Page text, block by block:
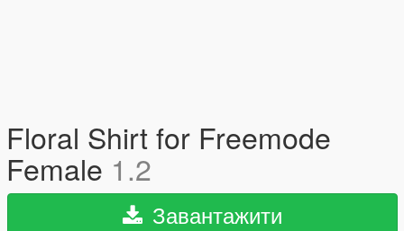
Floral Shirt for Freemode
Female 1.2
Завантажити